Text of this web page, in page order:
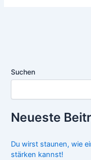
Suchen
Neueste
Du wirst staunen, wie
stärken kannst!